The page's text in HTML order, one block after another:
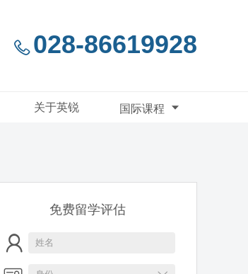
028-86619928
关于英锐 国际课程
免费留学评估